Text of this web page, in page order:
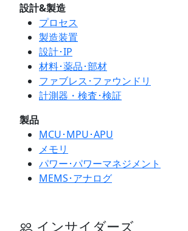
設計&製造
プロセス
製造装置
設計･IP
材料･薬品･部材
ファブレス･ファウンドリ
計測器・検査･検証
製品
MCU･MPU･APU
メモリ
パワー･パワーマネジメント
MEMS･アナログ
インサイダーズ